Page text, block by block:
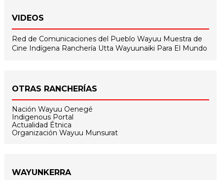
VIDEOS
Red de Comunicaciones del Pueblo Wayuu Muestra de
Cine Indígena Ranchería Utta Wayuunaiki Para El Mundo
OTRAS RANCHERÍAS
Nación Wayuu Oenegé
Indigenous Portal
Actualidad Étnica
Organización Wayuu Munsurat
WAYUNKERRA